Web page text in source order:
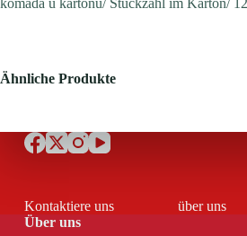
komada u kartonu/ Stückzahl im Karton/ 12
Ähnliche Produkte
Kontaktiere uns über uns
Über uns